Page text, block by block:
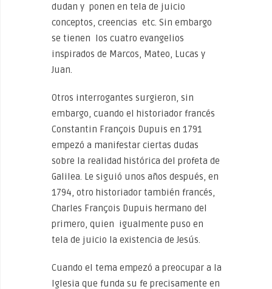
dudan y ponen en tela de juicio
conceptos, creencias etc. Sin embargo
se tienen los cuatro evangelios
inspirados de Marcos, Mateo, Lucas y
Juan.
Otros interrogantes surgieron, sin
embargo, cuando el historiador francés
Constantin François Dupuis en 1791
empezó a manifestar ciertas dudas
sobre la realidad histórica del profeta de
Galilea. Le siguió unos años después, en
1794, otro historiador también francés,
Charles François Dupuis hermano del
primero, quien igualmente puso en
tela de juicio la existencia de Jesús.
Cuando el tema empezó a preocupar a la
Iglesia que funda su fe precisamente en